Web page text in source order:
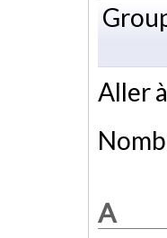
Aller
A